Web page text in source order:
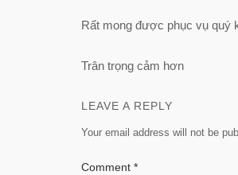
Rất mong được phục vụ quý
Trân trọng cảm hơn
LEAVE A REPLY
Your email address will not be
Comment *